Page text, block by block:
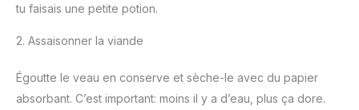
tu faisais une petite potion.
2. Assaisonner la viande
Égoutte le veau en conserve et sèche-le avec du papier
absorbant. C’est important: moins il y a d’eau, plus ça dore.